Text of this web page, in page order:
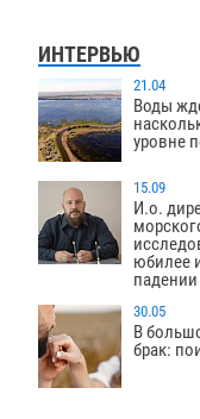
ИНТЕРВЬЮ
21.04
Воды
уровне
15.09
И.о.
юбилее
30.05
В
брак: